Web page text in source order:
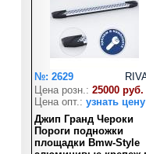
№: 2629
Цена розн.: 25000 руб.
Цена опт.: узнать цену
Джип Гранд Чероки
Пороги подножки
площадки Bmw-Style